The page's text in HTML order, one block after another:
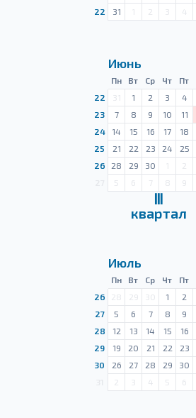
22
31 1 2 3 4
Июнь
Пн Вт Ср Чт Пт
22
31 1 2 3 4
23
7 8 9 10 11
24
14 15 16 17 18
25
21 22 23 24 25
26
28 29 30 1 2
5 6 7 8 9
Ⅲ
квартал
Июль
Пн Вт Ср Чт Пт
26
28 29 30 1 2
27
5 6 7 8 9
28
12 13 14 15 16
29
19 20 21 22 23
30
26 27 28 29 30
2 3 4 5 6